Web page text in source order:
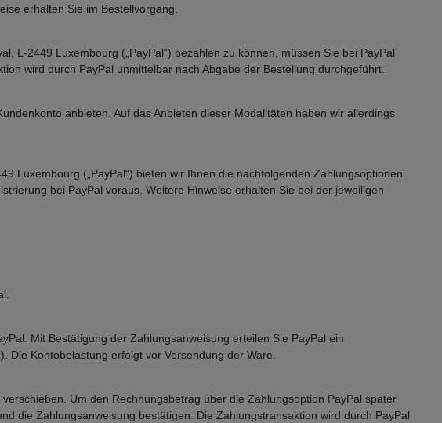
erhalten Sie im Bestellvorgang.
L-2449 Luxembourg („PayPal“) bezahlen zu können, müssen Sie bei PayPal
wird durch PayPal unmittelbar nach Abgabe der Bestellung durchgeführt.
anbieten. Auf das Anbieten dieser Modalitäten haben wir allerdings
Luxembourg („PayPal“) bieten wir Ihnen die nachfolgenden Zahlungsoptionen
bei PayPal voraus. Weitere Hinweise erhalten Sie bei der jeweiligen
Mit Bestätigung der Zahlungsanweisung erteilen Sie PayPal ein
Die Kontobelastung erfolgt vor Versendung der Ware.
Um den Rechnungsbetrag über die Zahlungsoption PayPal später
die Zahlungsanweisung bestätigen. Die Zahlungstransaktion wird durch PayPal